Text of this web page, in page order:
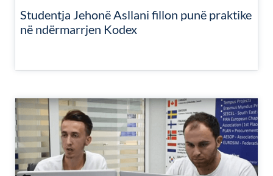
Studentja Jehonë Asllani fillon punë praktike
në ndërmarrjen Kodex